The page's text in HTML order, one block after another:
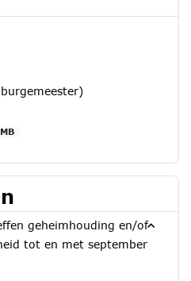
geheimhouding en/of
tot en met september